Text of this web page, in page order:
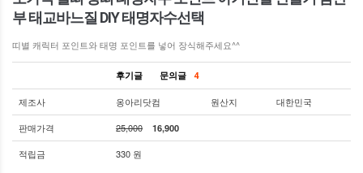
부 태교바느질 DIY 태명자수선택
띠별 캐릭터 포인트와 태명 포인트를 넣어 장식해주세요^^
후기글 문의글 4
제조사 옹아리닷컴 원산지
대한민국
판매가격
25,000 16,900
적립금 330 원